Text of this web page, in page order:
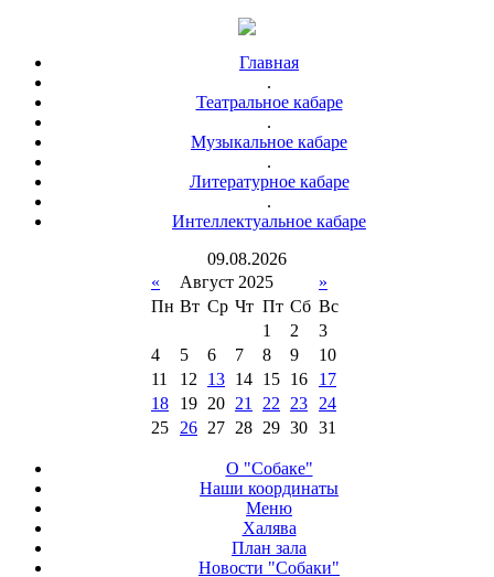
Главная
.
Театральное кабаре
.
Музыкальное кабаре
.
Литературное кабаре
.
Интеллектуальное кабаре
09.08.2026
«
Август 2025
»
Пн Вт Ср Чт Пт Сб Вс
1
2
3
4
5 6 7 8 9
10
11
12 13 14 15 16
17
18
19 20 21 22 23
24
25
26 27 28 29 30 31
О "Собаке"
Наши координаты
Меню
Халява
План зала
Новости "Собаки"